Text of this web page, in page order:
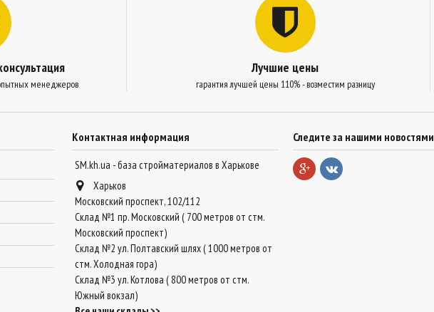
менеджеров
Лучшие цены
гарантия лучшей цены 110% - возместим разницу
Контактная информация
SM.kh.ua - база стройматериалов в Харькове
Харьков
Московский проспект, 102/112
Склад №1 пр. Московский ( 700 метров от стм.
Московский проспект)
Склад №2 ул. Полтавский шлях ( 1000 метров от
стм. Холодная гора)
Склад №3 ул. Котлова ( 800 метров от стм.
Южный вокзал)
Следите за нашими новостями